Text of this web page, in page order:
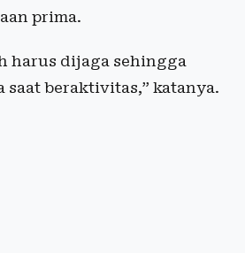
prima.
harus dijaga sehingga
saat beraktivitas,” katanya.